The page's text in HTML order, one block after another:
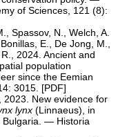
of Sciences, 121 (8):
Spassov, N., Welch, A.
E., De Jong, M.,
2024. Ancient and
population
since the Eemian
3015. [PDF]
2023. New evidence for
lynx (Linnaeus), in
Bulgaria. — Historia